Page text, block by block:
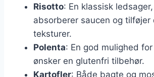
Risotto: En klassisk
absorberer saucen og tilføjer
teksturer.
Polenta: En god mulighed
ønsker en glutenfri tilbehør.
Kartofler: Både bagte og